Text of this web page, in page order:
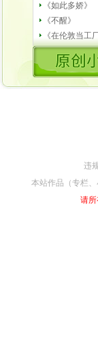
《如此多娇》
《不醒》
《在伦敦当工
违
本站作品（专栏
请